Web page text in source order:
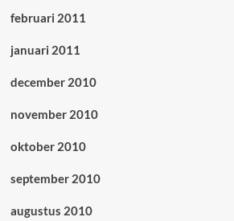
februari 2011
januari 2011
december 2010
november 2010
oktober 2010
september 2010
augustus 2010